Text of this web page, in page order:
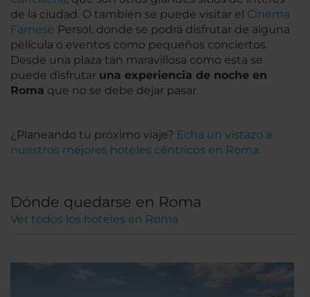
de la ciudad. O también se puede visitar el Cinema
Farnese Persol, donde se podrá disfrutar de alguna
película o eventos como pequeños conciertos.
Desde una plaza tan maravillosa como esta se
puede disfrutar una experiencia de noche en
Roma que no se debe dejar pasar.
¿Planeando tu próximo viaje? Echa un vistazo a
nuestros mejores hoteles céntricos en Roma.
Dónde quedarse en Roma
Ver todos los hoteles en Roma